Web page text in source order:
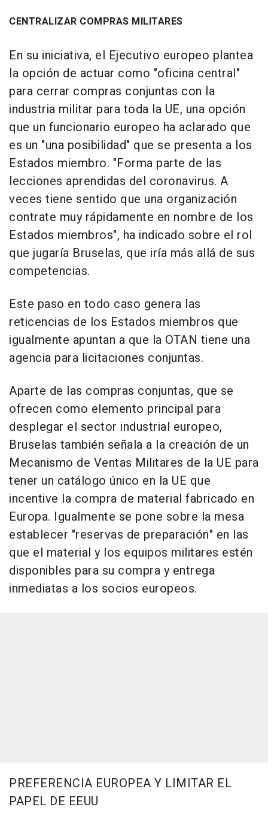
CENTRALIZAR COMPRAS MILITARES
En su iniciativa, el Ejecutivo europeo plantea
la opción de actuar como "oficina central"
para cerrar compras conjuntas con la
industria militar para toda la UE, una opción
que un funcionario europeo ha aclarado que
es un "una posibilidad" que se presenta a los
Estados miembro. "Forma parte de las
lecciones aprendidas del coronavirus. A
veces tiene sentido que una organización
contrate muy rápidamente en nombre de los
Estados miembros", ha indicado sobre el rol
que jugaría Bruselas, que iría más allá de sus
competencias.
Este paso en todo caso genera las
reticencias de los Estados miembros que
igualmente apuntan a que la OTAN tiene una
agencia para licitaciones conjuntas.
Aparte de las compras conjuntas, que se
ofrecen como elemento principal para
desplegar el sector industrial europeo,
Bruselas también señala a la creación de un
Mecanismo de Ventas Militares de la UE para
tener un catálogo único en la UE que
incentive la compra de material fabricado en
Europa. Igualmente se pone sobre la mesa
establecer "reservas de preparación" en las
que el material y los equipos militares estén
disponibles para su compra y entrega
inmediatas a los socios europeos.
PREFERENCIA EUROPEA Y LIMITAR EL
PAPEL DE EEUU